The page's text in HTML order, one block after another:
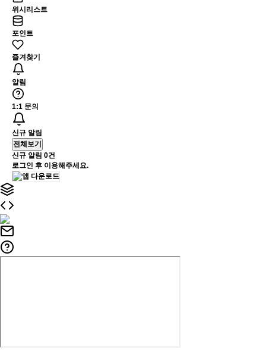
위시리스트
포인트
즐겨찾기
알림
1:1 문의
신규 알림
전체보기
신규 알림 0건
로그인 후 이용해주세요.